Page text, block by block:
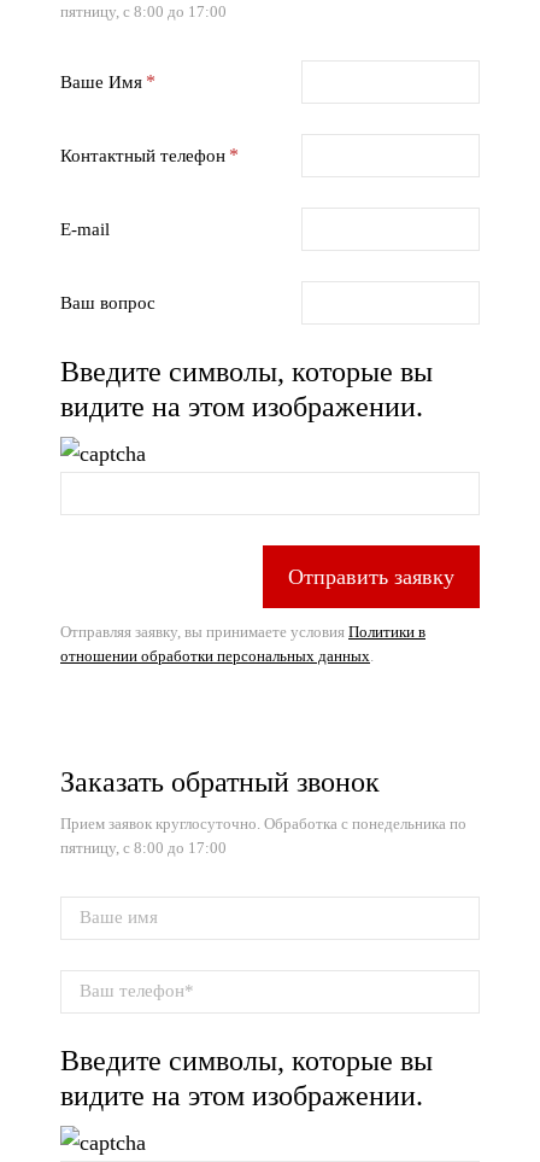
пятницу, с 8:00 до 17:00
Ваше Имя
Контактный телефон
E-mail
Ваш вопрос
Введите символы, которые вы
видите на этом изображении.
Отправить заявку
Отправляя заявку, вы принимаете условия Политики в
отношении обработки персональных данных
Заказать обратный звонок
Прием заявок круглосуточно. Обработка с понедельника по
пятницу, с 8:00 до 17:00
Введите символы, которые вы
видите на этом изображении.